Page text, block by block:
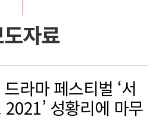
자료
라마 페스티벌 ‘서
성황리에 마무